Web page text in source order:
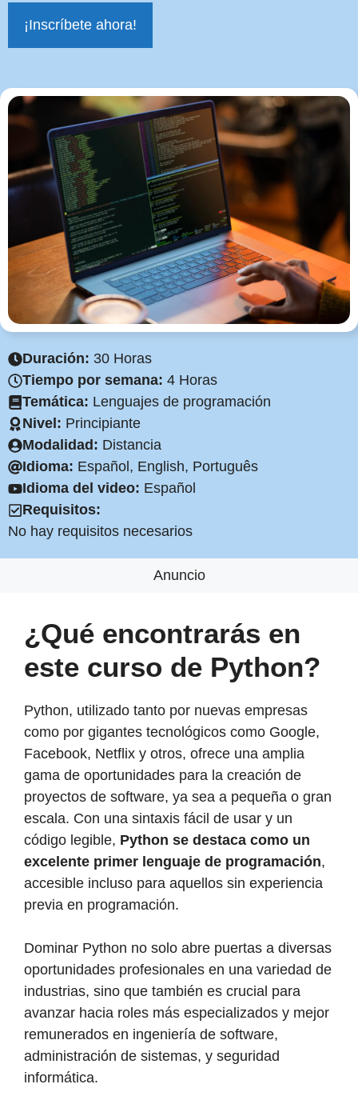
¡Inscríbete ahora!
Duración: 30 Horas
Tiempo por semana: 4 Horas
Temática: Lenguajes de programación
Nivel: Principiante
Modalidad: Distancia
Idioma: Español, English, Português
Idioma del video: Español
Requisitos:
No hay requisitos necesarios
Anuncio
¿Qué encontrarás en
este curso de Python?
Python, utilizado tanto por nuevas empresas
como por gigantes tecnológicos como Google,
Facebook, Netflix y otros, ofrece una amplia
gama de oportunidades para la creación de
proyectos de software, ya sea a pequeña o gran
escala. Con una sintaxis fácil de usar y un
código legible, Python se destaca como un
excelente primer lenguaje de programación,
accesible incluso para aquellos sin experiencia
previa en programación.
Dominar Python no solo abre puertas a diversas
oportunidades profesionales en una variedad de
industrias, sino que también es crucial para
avanzar hacia roles más especializados y mejor
remunerados en ingeniería de software,
administración de sistemas, y seguridad
informática.